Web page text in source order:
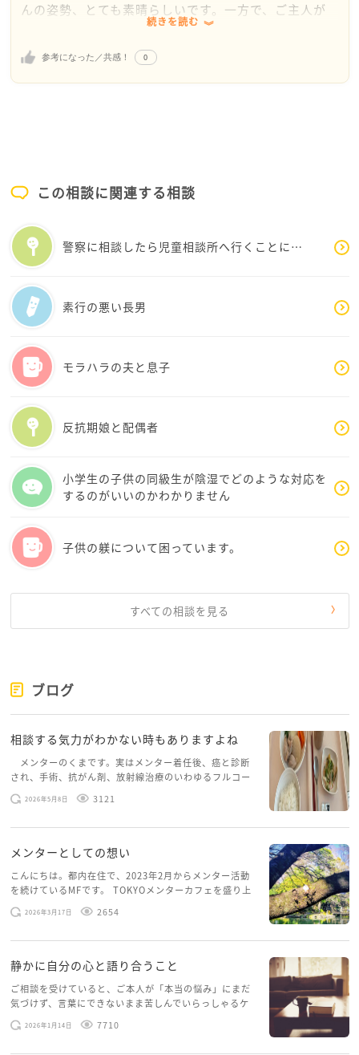
んの姿勢、とても素晴らしいです。一方で、ご主人が
理解を示してくれないことで孤独を感じているのです
ね。
まず、ギフテッドのお子さんは、知的な能力が高い一
ご主人が「普通の子だ」と言うのは、お子さんを守り
えからかもしれません。しかし、ギフテッドの特性を
理解し適切にサポートすることは、お子さんの未来を
ご主人に理解してもらうために、感情ではなく、具体
ます。「特別扱い」ではなく「お子さんの才能を活か
すための適切な支援が必要」と伝えることで、納得し
家と話す機会を作るのも効果的です。
とはいえ、すぐに理解してもらえなくても、Ayaさんが
一人で背負い込む必要はありません。同じ悩みを持つ
コミュニティに参加したり、支援団体を活用し情報を
得たり、気持ちを分かち合えると安心できることもあ
ります。
お子さんが安心して成長できる環境を整えるために
ることも大切です。Ayaさんの頑張りは、きっとお子さ
んに伝わっていますよ。少しずつでも、ご主人や周囲
続きを読む
参考になった／共感！ 0
この相談に関連する相談
警察に相談したら児童相談所へ行くことに…
素行の悪い長男
モラハラの夫と息子
反抗期娘と配偶者
小学生の子供の同級生が陰湿でどのような対応を
するのがいいのかわかりません
子供の躾について困っています。
すべての相談を見る
ブログ
相談する気力がわかない時もありますよね
メンターのくまです。実はメンター着任後、癌と診断
され、手術、抗がん剤、放射線治療のいわゆるフルコー
スを体験していて、しばらくメンターカフェに来られて
いませんでした。体力だけでなく、気力も落ちパソコン
2026年5月8日 3121
メンターとしての想い
こんにちは。都内在住で、2023年2月からメンター活動
を続けているMFです。 TOKYOメンターカフェを盛り上
げたいという想いから、勇気を出して初めてブログを投
稿してみようと思います。少し自分のことを書いてみま
2026年3月17日 2654
静かに自分の心と語り合うこと
ご相談を受けていると、ご本人が「本当の悩み」にまだ
気づけず、言葉にできないまま苦しんでいらっしゃるケ
ースがありますお悩みというのは、心の深いところ（深
層心理）に触れることで、まったく違う角度から解決の
2026年1月14日 7710